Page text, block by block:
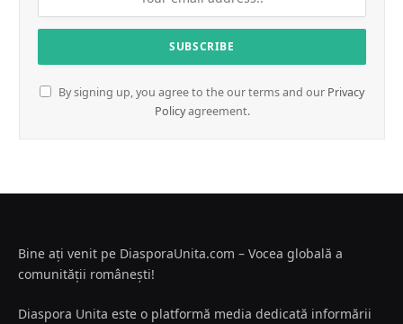
By signing up, you agree to the our terms and our Privacy
Policyagreement.
Bine ați venit pe DiasporaUnita.com – Vocea globală a
comunității românești!
Diaspora Unita este o platformă media dedicată informării